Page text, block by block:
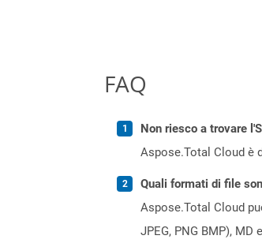
FAQ
Non riesco a trovare
Aspose.Total Cloud è
Quali formati di file
Aspose.Total Cloud
JPEG, PNG BMP),